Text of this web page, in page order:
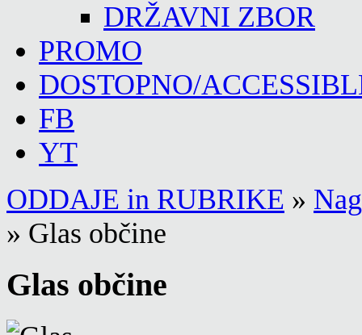
DRŽAVNI ZBOR
PROMO
DOSTOPNO/
FB
YT
ODDAJE in RUBRIKE »
» Glas občine
Glas občine